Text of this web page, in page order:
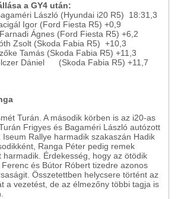
a GY4 után:
László (Hyundai i20 R5) 18:31,3
Igor (Ford Fiesta R5) +0,9
Ágnes (Ford Fiesta R5) +6,2
Zsolt (Skoda Fabia R5) +10,3
Tamás (Skoda Fabia R5) +11,3
Dániel (Skoda Fabia R5) +11,7
Turán. A második körben is az i20-as
Frigyes és Bagaméri László autózott
Iseum Rallye harmadik szakaszán Hadik
Ranga Péter pedig remek
harmadik. Érdekesség, hogy az ötödik
és Bútor Róbert tizedre azonos
Összetettben helycsere történt az
a vezetést, de az élmezőny többi tagja is